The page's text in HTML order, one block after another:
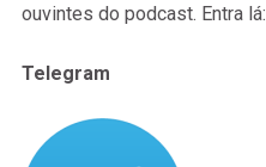
ouvintes do podcast. Entra lá:
Telegram